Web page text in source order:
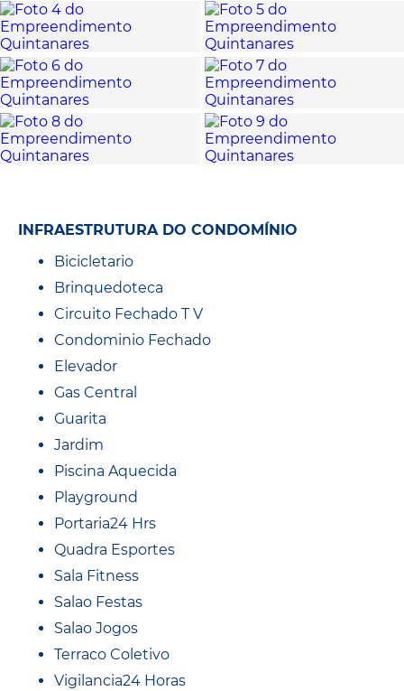
INFRAESTRUTURA DO CONDOMÍNIO
Bicicletario
Brinquedoteca
Circuito Fechado T V
Condominio Fechado
Elevador
Gas Central
Guarita
Jardim
Piscina Aquecida
Playground
Portaria24 Hrs
Quadra Esportes
Sala Fitness
Salao Festas
Salao Jogos
Terraco Coletivo
Vigilancia24 Horas